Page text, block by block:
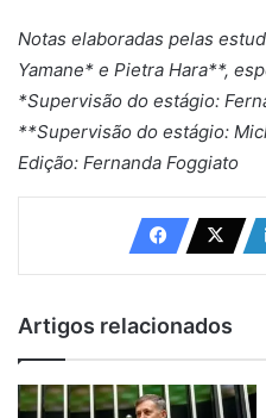
Notas elaboradas pelas
Yamane* e Pietra Hara**,
*Supervisão do estágio:
**Supervisão do estágio:
Edição: Fernanda Foggiato
Artigos relacionados